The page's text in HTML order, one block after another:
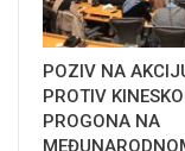
POZIV NA
PROTIV
PROGONA NA